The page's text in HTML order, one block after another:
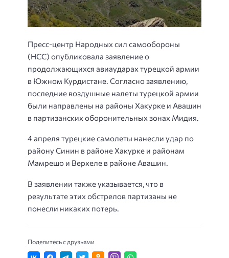
Пресс-центр Народных сил самообороны
(НСС) опубликовала заявление о
продолжающихся авиаударах турецкой армии
в Южном Курдистане. Согласно заявлению,
последние воздушные налеты турецкой армии
были направлены на районы Хакурке и Авашин
в партизанских оборонительных зонах Мидия.
4 апреля турецкие самолеты нанесли удар по
району Синин в районе Хакурке и районам
Мамрешо и Верхеле в районе Авашин.
В заявлении также указывается, что в
результате этих обстрелов партизаны не
понесли никаких потерь.
Поделитесь с друзьями